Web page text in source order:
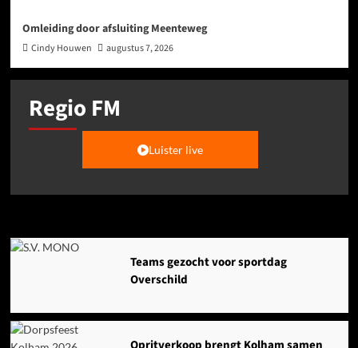
Omleiding door afsluiting Meenteweg
Cindy Houwen augustus 7, 2026
Regio FM
Luister live
Agenda
Teams gezocht voor sportdag
Overschild